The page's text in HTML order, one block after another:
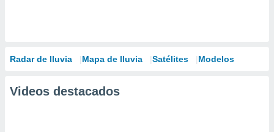
Radar de lluvia Mapa de lluvia Satélites Modelos
Videos destacados